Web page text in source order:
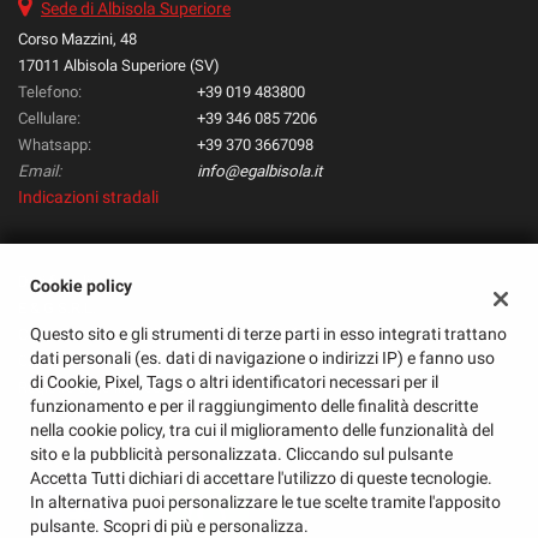
Sede di Albisola Superiore
Corso Mazzini, 48
17011 Albisola Superiore (SV)
Telefono:
+39 019 483800
Cellulare:
+39 346 085 7206
Whatsapp:
+39 370 3667098
Email:
info@egalbisola.it
Indicazioni stradali
Dati fiscali:
Corso Mazzini, 48, Albisola Superiore (SV)
C.F/P.IVA:01585720095
Registro delle imprese:SV
Cookie policy
Questo sito e gli strumenti di terze parti in esso integrati trattano
dati personali (es. dati di navigazione o indirizzi IP) e fanno uso
di Cookie, Pixel, Tags o altri identificatori necessari per il
funzionamento e per il raggiungimento delle finalità descritte
nella cookie policy, tra cui il miglioramento delle funzionalità del
sito e la pubblicità personalizzata. Cliccando sul pulsante
Accetta Tutti dichiari di accettare l'utilizzo di queste tecnologie.
In alternativa puoi personalizzare le tue scelte tramite l'apposito
pulsante. Scopri di più e personalizza.
Salva
le
impostazioni